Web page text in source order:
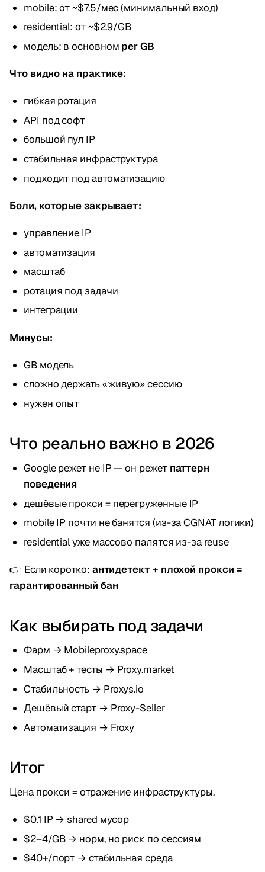
mobile: от ~$7.5/мес (минимальный вход)
residential: от ~$2.9/GB
модель: в основном per GB
Что видно на практике:
гибкая ротация
API под софт
большой пул IP
стабильная инфраструктура
подходит под автоматизацию
Боли, которые закрывает:
управление IP
автоматизация
масштаб
ротация под задачи
интеграции
Минусы:
GB модель
сложно держать «живую» сессию
нужен опыт
Что реально важно в 2026
Google режет не IP — он режет паттерн
поведения
дешёвые прокси = перегруженные IP
mobile IP почти не банятся (из-за CGNAT логики)
residential уже массово палятся из-за reuse
👉 Если коротко: антидетект + плохой прокси =
гарантированный бан
Как выбирать под задачи
Фарм → Mobileproxy.space
Масштаб + тесты → Proxy.market
Стабильность → Proxys.io
Дешёвый старт → Proxy-Seller
Автоматизация → Froxy
Итог
Цена прокси = отражение инфраструктуры.
$0.1 IP → shared мусор
$2–4/GB → норм, но риск по сессиям
$40+/порт → стабильная среда